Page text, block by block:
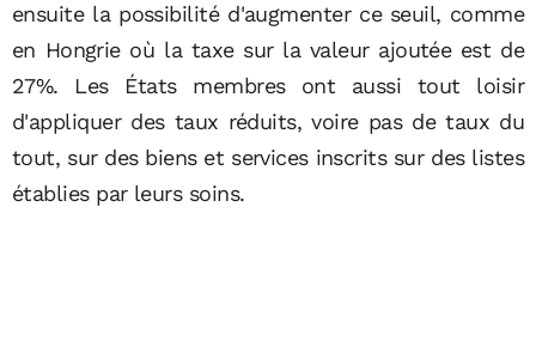
ensuite la possibilité d'augmenter ce seuil, comme
en Hongrie où la taxe sur la valeur ajoutée est de
27%. Les États membres ont aussi tout loisir
d'appliquer des taux réduits, voire pas de taux du
tout, sur des biens et services inscrits sur des listes
établies par leurs soins.